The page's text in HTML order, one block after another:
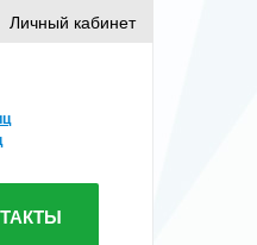
Личный кабинет